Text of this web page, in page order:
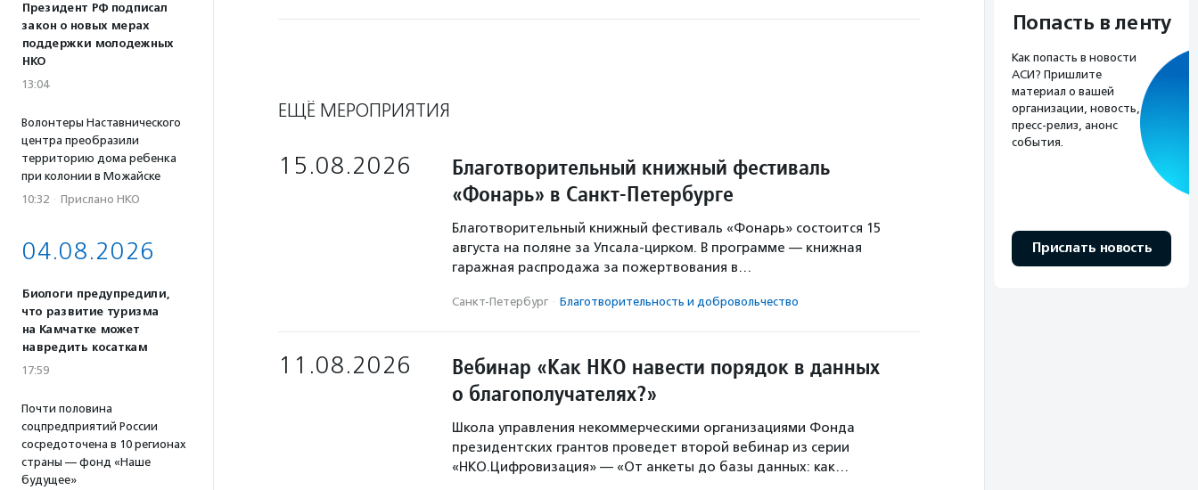
Президент РФ подписал
закон о новых мерах
поддержки молодежных
НКО
13:04
Волонтеры Наставнического
центра преобразили
территорию дома ребенка
при колонии в Можайске
10:32 · Прислано НКО
04.08.2026
Биологи предупредили,
что развитие туризма
на Камчатке может
навредить косаткам
17:59
Почти половина
соцпредприятий России
сосредоточена в 10 регионах
страны — фонд «Наше
будущее»
ЕЩЁ МЕРОПРИЯТИЯ
15.08.2026
Благотворительный книжный фестиваль
«Фонарь» в Санкт-Петербурге
Благотворительный книжный фестиваль «Фонарь» состоится 15
августа на поляне за Упсала-цирком. В программе — книжная
гаражная распродажа за пожертвования в…
Санкт-Петербург · Благотвори­тель­ность и доброволь­чест­во
11.08.2026
Вебинар «Как НКО навести порядок в данных
о благополучателях?»
Школа управления некоммерческими организациями Фонда
президентских грантов проведет второй вебинар из серии
«НКО.Цифровизация» — «От анкеты до базы данных: как…
Попасть в ленту
Как попасть в новости
АСИ? Пришлите
материал о вашей
организации, новость,
пресс-релиз, анонс
события.
Прислать новость